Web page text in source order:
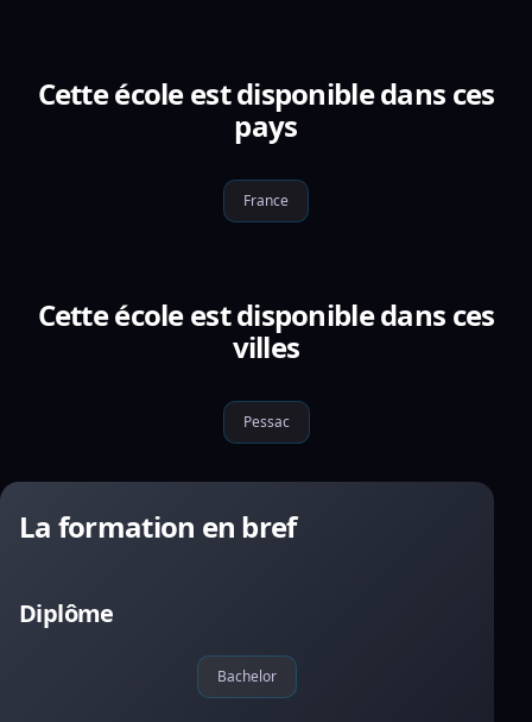
Cette école est disponible dans ces
pays
France
Cette école est disponible dans ces
villes
Pessac
La formation en bref
Diplôme
Bachelor